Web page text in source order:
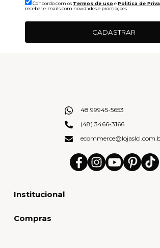
Concordo com os Termos de uso ePolitica de
receber e-mails com novidades e promoções.
CADASTRAR
Institucional
Compras
48 99945-5653
(48) 3466-3166